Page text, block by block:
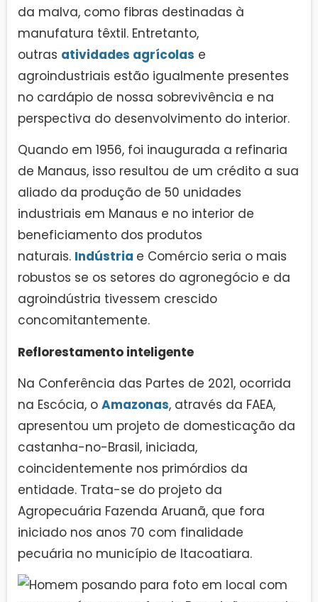
da malva, como fibras destinadas à
manufatura têxtil. Entretanto,
outras atividades agrícolas e
agroindustriais estão igualmente presentes
no cardápio de nossa sobrevivência e na
perspectiva do desenvolvimento do interior.
Quando em 1956, foi inaugurada a refinaria
de Manaus, isso resultou de um crédito a sua
aliado da produção de 50 unidades
industriais em Manaus e no interior de
beneficiamento dos produtos
naturais. Indústria e Comércio seria o mais
robustos se os setores do agronegócio e da
agroindústria tivessem crescido
concomitantemente.
Reflorestamento inteligente
Na Conferência das Partes de 2021, ocorrida
na Escócia, o Amazonas, através da FAEA,
apresentou um projeto de domesticação da
castanha-no-Brasil, iniciada,
coincidentemente nos primórdios da
entidade. Trata-se do projeto da
Agropecuária Fazenda Aruanã, que fora
iniciado nos anos 70 com finalidade
pecuária no município de Itacoatiara.